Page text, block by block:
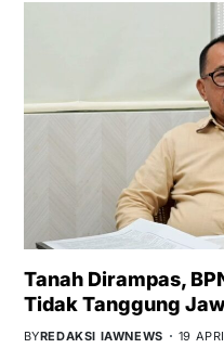
Tanah Dirampas,
Tidak Tanggung
BYREDAKSI IAWNEWS 19